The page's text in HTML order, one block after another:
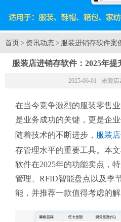
首页 > 资讯动态 > 服装进销存软件案
服装店进销存软件：2025年
2025-06-01 来源店
在当今竞争激烈的服装零售
是业务成功的关键，更是企
随着技术的不断进步， 服装
存管理水平的重要工具。本
软件在2025年的功能卖点，
管理、RFID智能盘点以及季
能，并推荐一款值得考虑的